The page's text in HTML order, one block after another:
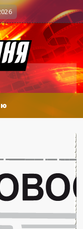
у Соловьёва